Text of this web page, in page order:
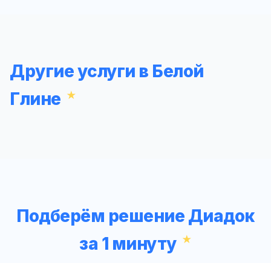
Другие услуги в Белой
Глине
Подберём решение Диадок
за 1 минуту